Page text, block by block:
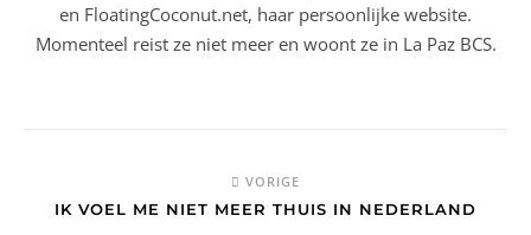
en FloatingCoconut.net, haar persoonlijke website.
Momenteel reist ze niet meer en woont ze in La Paz BCS.
VORIGE
IK VOEL ME NIET MEER THUIS IN NEDERLAND